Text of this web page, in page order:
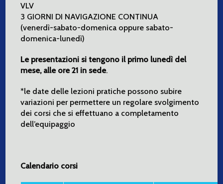
VLV
3 GIORNI DI NAVIGAZIONE CONTINUA
(venerdì-sabato-domenica oppure sabato-
domenica-lunedì)
Le presentazioni si tengono il primo lunedì del
mese, alle ore 21 in sede.
*le date delle lezioni pratiche possono subire
variazioni per permettere un regolare svolgimento
dei corsi che si effettuano a completamento
dell’equipaggio
Calendario corsi